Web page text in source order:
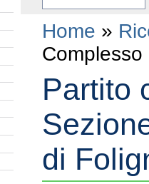
Home »
Partito
di